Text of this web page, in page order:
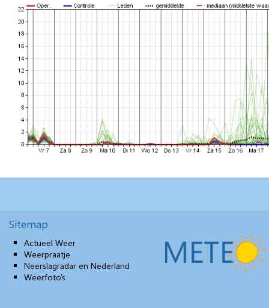
Sitemap
Actueel Weer
Weerpraatje
Neerslagradar en Nederland
Weerfoto’s